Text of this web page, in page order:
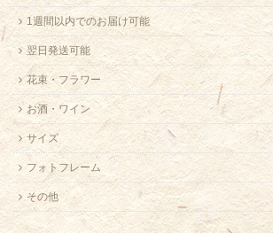
1週間以内でのお届け可能
翌日発送可能
花束・フラワー
お酒・ワイン
サイズ
フォトフレーム
その他